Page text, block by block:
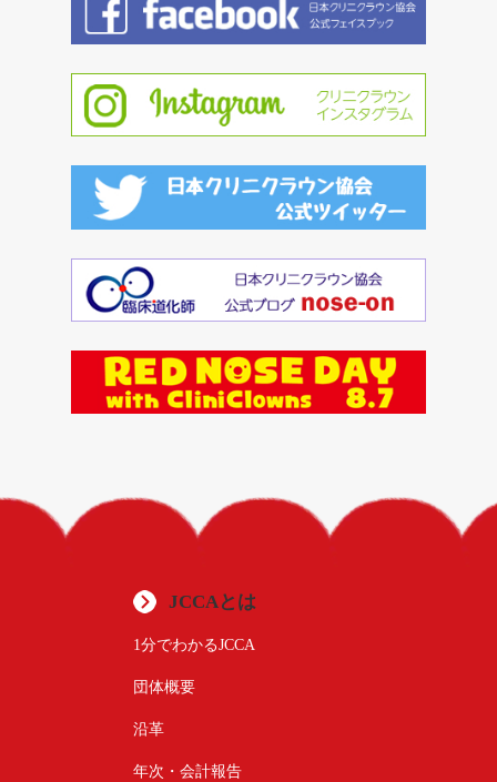
JCCAとは
1分でわかるJCCA
団体概要
沿革
年次・会計報告